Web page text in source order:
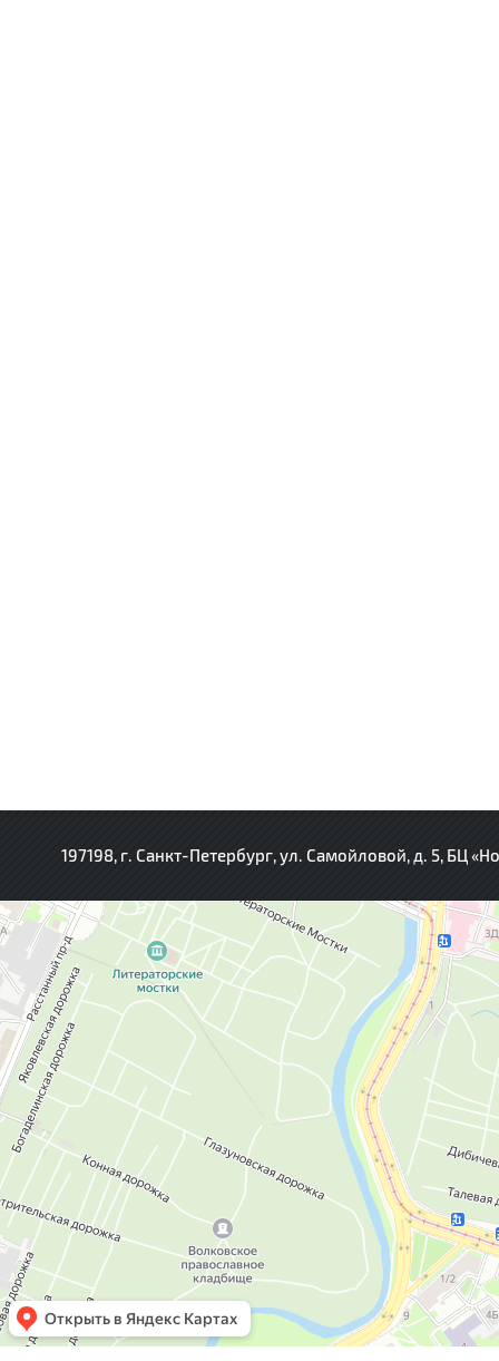
197198, г. Санкт-Петербург, ул. Самойловой, д. 5, БЦ